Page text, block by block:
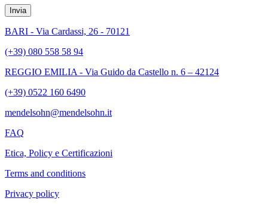
Invia
BARI - Via Cardassi, 26 - 70121
(+39) 080 558 58 94
REGGIO EMILIA - Via Guido da Castello n. 6 – 42124
(+39) 0522 160 6490
mendelsohn@mendelsohn.it
FAQ
Etica, Policy e Certificazioni
Terms and conditions
Privacy policy